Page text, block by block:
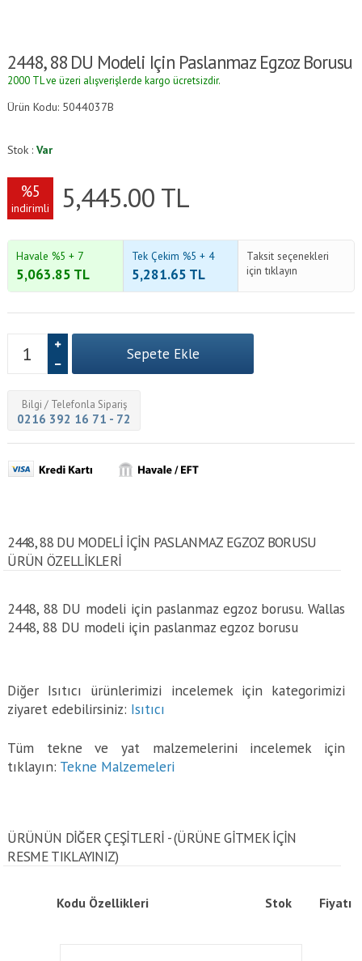
2448, 88 DU Modeli Için Paslanmaz Egzoz Borusu
2000 TL ve üzeri alışverişlerde kargo ücretsizdir.
Ürün Kodu: 5044037B
Stok :Var
%5
indirimli 5,445.00 TL
Havale %5 + 7
5,063.85 TL
Tek Çekim %5 + 4
5,281.65 TL
Taksit seçenekleri
için tıklayın
Bilgi / Telefonla Sipariş
0216 392 16 71 - 72
2448, 88 DU MODELI IÇIN PASLANMAZ EGZOZ BORUSU
ÜRÜN ÖZELLİKLERİ
2448, 88 DU modeli için paslanmaz egzoz borusu. Wallas
2448, 88 DU modeli için paslanmaz egzoz borusu
Diğer Isıtıcı ürünlerimizi incelemek için kategorimizi
ziyaret edebilirsiniz: Isıtıcı
Tüm tekne ve yat malzemelerini incelemek için
tıklayın: Tekne Malzemeleri
ÜRÜNÜN DİĞER ÇEŞİTLERİ - (ÜRÜNE GITMEK IÇIN
RESME TIKLAYINIZ)
Kodu Özellikleri Stok Fiyatı